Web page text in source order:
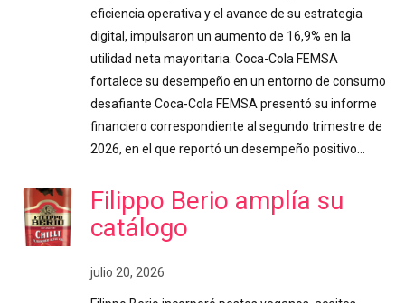
eficiencia operativa y el avance de su estrategia
digital, impulsaron un aumento de 16,9% en la
utilidad neta mayoritaria. Coca-Cola FEMSA
fortalece su desempeño en un entorno de consumo
desafiante Coca-Cola FEMSA presentó su informe
financiero correspondiente al segundo trimestre de
2026, en el que reportó un desempeño positivo…
Filippo Berio amplía su
catálogo
julio 20, 2026